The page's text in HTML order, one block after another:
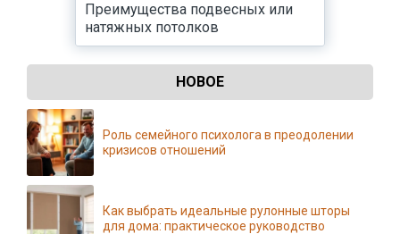
Преимущества подвесных или
натяжных потолков
НОВОЕ
Роль семейного психолога в преодолении
кризисов отношений
Как выбрать идеальные рулонные шторы
для дома: практическое руководство